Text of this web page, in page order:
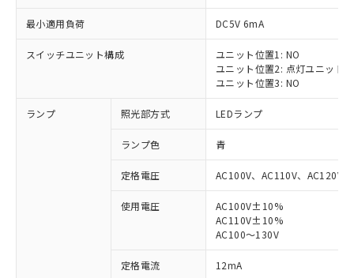
最小適用負荷 DC5V 6mA
スイッチユニット構成
ユニット位置1: NO
ユニット位置2: 点灯ユニット
ユニット位置3: NO
ランプ 照光部方式 LEDランプ
ランプ色 青
定格電圧 AC100V、AC110V、AC120V
使用電圧
AC100V±10%
AC110V±10%
AC100～130V
定格電流 12mA
対応済み：EU RoHS指令（10物質）の
非含有に対応した製品が提供可能な商品で